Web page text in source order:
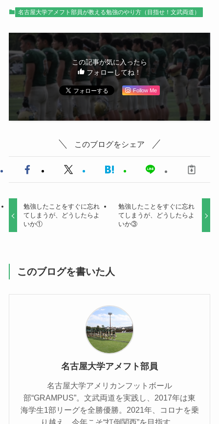
名古屋大学アメフト部員が教える勉強のやり方（目指せ！文武両道）
この記事が気に入ったら
フォローしてね！
Follow Me
このブログをシェア
勉強したことをすぐに忘れ
てしまうが、どうしたらよ
いか①
勉強したことをすぐに忘れ
てしまうが、どうしたらよ
いか③
このブログを書いた人
名古屋大学アメフト部員
名古屋大学アメリカンフットボール
部“GRAMPUS”。文武両道を実践し、2017年は東
海学生1部リーグを全勝優勝。2021年、コロナを乗
り越え、今年こそ“打倒関西”を目指す。